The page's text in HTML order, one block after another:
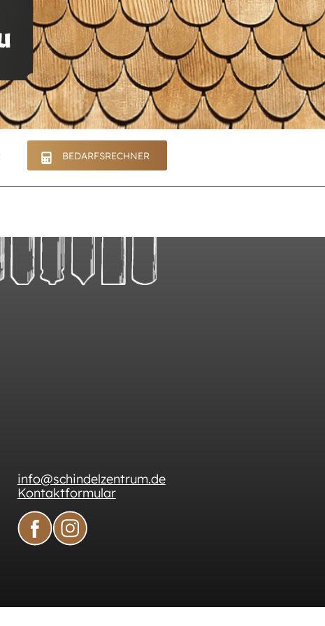
BEDARFSRECHNER
info@schindelzentrum.de
Kontaktformular